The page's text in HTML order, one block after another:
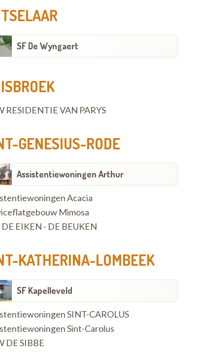
SF De Wyngaert
RESIDENTIE VAN PARYS
GENESIUS-RODE
Assistentiewoningen Arthur
Acacia
Mimosa
DE EIKEN - DE BEUKEN
KATHERINA-LOMBEEK
SF Kapelleveld
SINT-CAROLUS
Sint-Carolus
DE SIBBE